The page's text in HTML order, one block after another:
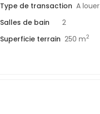
Type de transaction A louer
Salles de bain
2
Superficie terrain 250 m2